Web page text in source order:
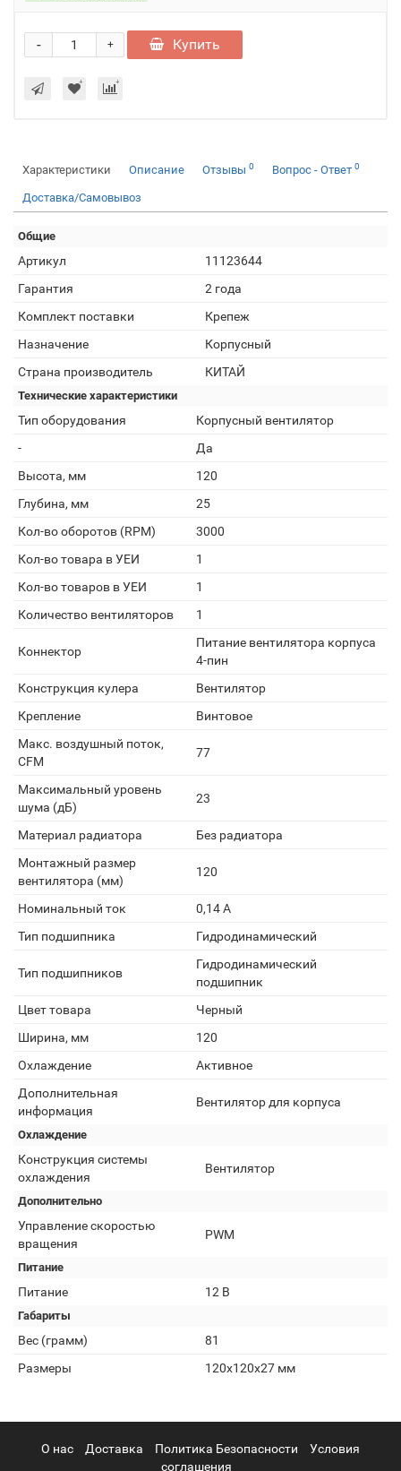
+
- Купить
Характеристики Описание Отзывы 0 Вопрос - Ответ 0
Доставка/Самовывоз
Общие
Артикул
11123644
Гарантия
2 года
Комплект поставки
Крепеж
Назначение
Корпусный
Страна производитель
КИТАЙ
Технические характеристики
Тип оборудования
Корпусный вентилятор
-
Да
Высота, мм
120
Глубина, мм
25
Кол-во оборотов (RPM)
3000
Кол-во товара в УЕИ
1
Кол-во товаров в УЕИ
1
Количество вентиляторов
1
Коннектор
Питание вентилятора корпуса
4-пин
Конструкция кулера
Вентилятор
Крепление
Винтовое
Макс. воздушный поток,
CFM
77
Максимальный уровень
шума (дБ)
23
Материал радиатора
Без радиатора
Монтажный размер
вентилятора (мм)
120
Номинальный ток
0,14 А
Тип подшипника
Гидродинамический
Тип подшипников
Гидродинамический
подшипник
Цвет товара
Черный
Ширина, мм
120
Охлаждение
Активное
Дополнительная
информация
Вентилятор для корпуса
Охлаждение
Конструкция системы
охлаждения
Вентилятор
Дополнительно
Управление скоростью
вращения
PWM
Питание
Питание 12 В
Габариты
Вес (грамм)
81
Размеры
120х120х27 мм
О нас Доставка Политика Безопасности
Условия
соглашения